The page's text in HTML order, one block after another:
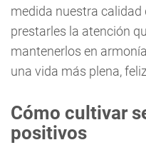
medida nuestra calidad
prestarles la atención
mantenerlos en
una vida más plena,
Cómo cultivar
positivos